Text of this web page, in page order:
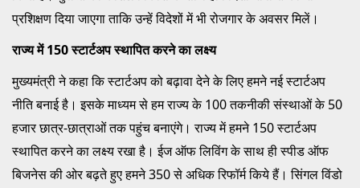
प्रशिक्षण दिया जाएगा ताकि उन्हें विदेशों में भी रोजगार के अवसर मिलें।
राज्य में 150 स्टार्टअप स्थापित करने का लक्ष्य
मुख्यमंत्री ने कहा कि स्टार्टअप को बढ़ावा देने के लिए हमने नई स्टार्टअप
नीति बनाई है। इसके माध्यम से हम राज्य के 100 तकनीकी संस्थाओं के 50
हजार छात्र-छात्राओं तक पहुंच बनाएंगे। राज्य में हमने 150 स्टार्टअप
स्थापित करने का लक्ष्य रखा है। ईज ऑफ लिविंग के साथ ही स्पीड ऑफ
बिजनेस की ओर बढ़ते हुए हमने 350 से अधिक रिफॉर्म किये हैं। सिंगल विंडो